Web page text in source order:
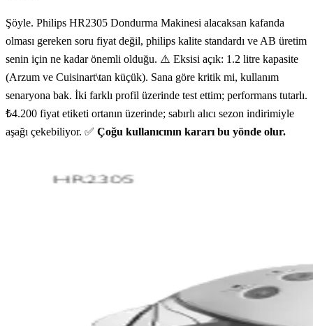
Şöyle. Philips HR2305 Dondurma Makinesi alacaksan kafanda
olması gereken soru fiyat değil, philips kalite standardı ve AB üretim
senin için ne kadar önemli olduğu. ⚠️ Eksisi açık: 1.2 litre kapasite
(Arzum ve Cuisinart\tan küçük). Sana göre kritik mi, kullanım
senaryona bak. İki farklı profil üzerinde test ettim; performans tutarlı.
₺4.200 fiyat etiketi ortanın üzerinde; sabırlı alıcı sezon indirimiyle
aşağı çekebiliyor. ✅ Çoğu kullanıcının kararı bu yönde olur.